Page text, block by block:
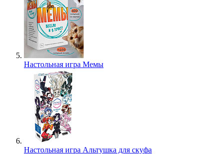
Настольная игра Мемы
Настольная игра Альтушка для скуфа